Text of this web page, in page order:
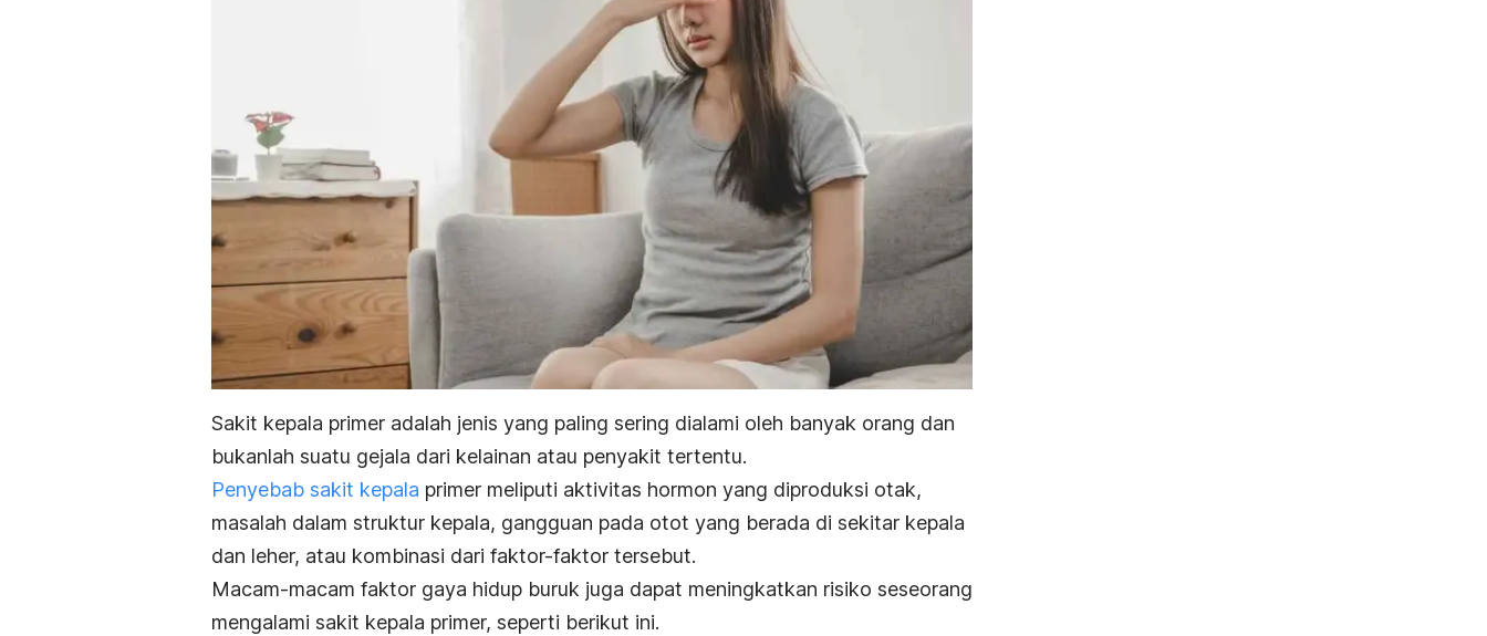
Sakit kepala primer adalah jenis yang paling sering dialami oleh banyak orang dan
bukanlah suatu gejala dari kelainan atau penyakit tertentu.
Penyebab sakit kepala primer meliputi aktivitas hormon yang diproduksi otak,
masalah dalam struktur kepala, gangguan pada otot yang berada di sekitar kepala
dan leher, atau kombinasi dari faktor-faktor tersebut.
Macam-macam faktor gaya hidup buruk juga dapat meningkatkan risiko seseorang
mengalami sakit kepala primer, seperti berikut ini.